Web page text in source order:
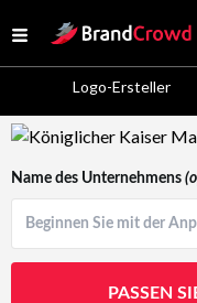
Open menu
Site Logo
Logo-Ersteller
Logo Template Preview
Name des Unternehmens
PASSEN